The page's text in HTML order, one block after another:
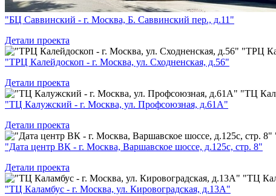
"БЦ Саввинский - г. Москва, Б. Саввинский пер., д.11"
Детали проекта
"ТРЦ
"ТРЦ Калейдоскоп - г. Москва, ул. Сходненская, д.56"
Детали проекта
"ТЦ
"ТЦ Калужский - г. Москва, ул. Профсоюзная, д.61А"
Детали проекта
"Дата центр ВК - г. Москва, Варшавское шоссе, д.125с, стр. 8"
Детали проекта
"ТЦ
"ТЦ Каламбус - г. Москва, ул. Кировоградская, д.13А"